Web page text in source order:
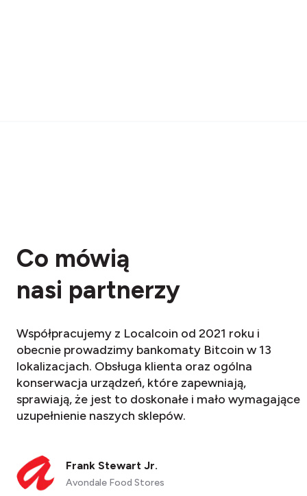
Co mówią
nasi partnerzy
Współpracujemy z Localcoin od 2021 roku i
obecnie prowadzimy bankomaty Bitcoin w 13
lokalizacjach. Obsługa klienta oraz ogólna
konserwacja urządzeń, które zapewniają,
sprawiają, że jest to doskonałe i mało wymagające
uzupełnienie naszych sklepów.
Frank Stewart Jr.
Avondale Food Stores